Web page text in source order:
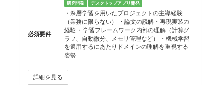
研究開発
デスクトップアプリ開発
必須要件
・深層学習を用いたプロジェクトの主導経験
（業務に限らない） ・論文の読解・再現実装の
経験 ・学習フレームワーク内部の理解（計算グ
ラフ、自動微分、メモリ管理など） ・機械学習
を適用するにあたりドメインの理解を重視する
姿勢
詳細を見る